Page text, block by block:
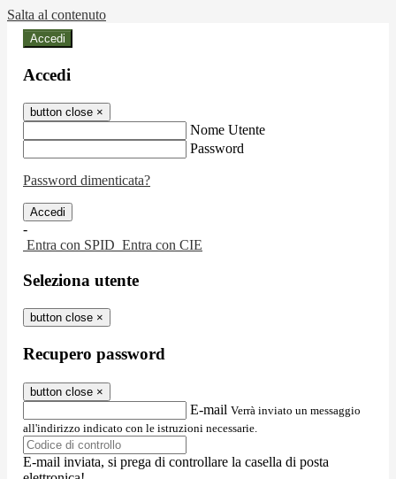
Salta al contenuto
Accedi
Accedi
button close ×
Nome Utente
Password
Password dimenticata?
-
Entra con SPID Entra con CIE
Seleziona utente
button close ×
Recupero password
button close ×
E-mail Verrà inviato un messaggio
all'indirizzo indicato con le istruzioni necessarie.
E-mail inviata, si prega di controllare la casella di posta